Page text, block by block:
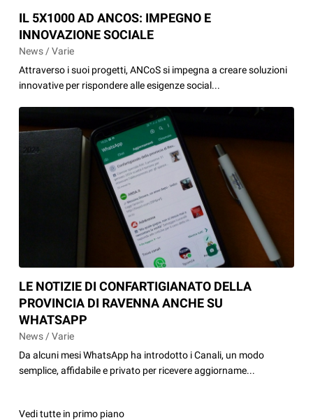
IL 5X1000 AD ANCOS: IMPEGNO E
INNOVAZIONE SOCIALE
News / Varie
Attraverso i suoi progetti, ANCoS si impegna a creare soluzioni
innovative per rispondere alle esigenze social...
LE NOTIZIE DI CONFARTIGIANATO DELLA
PROVINCIA DI RAVENNA ANCHE SU
WHATSAPP
News / Varie
Da alcuni mesi WhatsApp ha introdotto i Canali, un modo
semplice, affidabile e privato per ricevere aggiorname...
Vedi tutte in primo piano